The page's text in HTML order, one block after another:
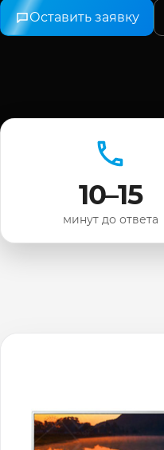
Оставить заявку
10–15
минут до ответа